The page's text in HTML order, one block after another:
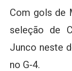
Com gols de
seleção de
Junco neste
no G-4.